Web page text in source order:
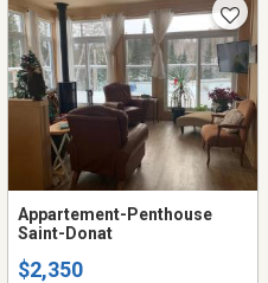
Appartement-Penthouse
Saint-Donat
$2,350